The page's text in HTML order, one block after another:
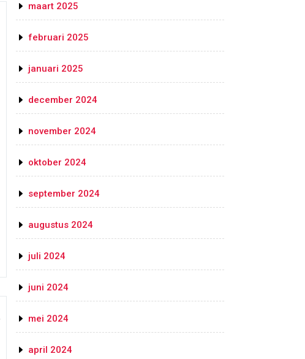
maart 2025
februari 2025
januari 2025
december 2024
november 2024
oktober 2024
september 2024
augustus 2024
juli 2024
juni 2024
mei 2024
april 2024